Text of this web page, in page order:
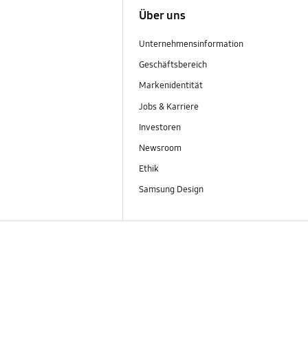
Über uns
Unternehmensinformation
Geschäftsbereich
Markenidentität
Jobs & Karriere
Investoren
Newsroom
Ethik
Samsung Design